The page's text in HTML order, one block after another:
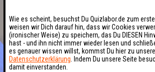
Wie es scheint, besuchst Du Quizlabor.de zum
weisen wir Dich darauf hin, dass wir Cookies
(ironischer Weise) zu speichern, das Du DIESEN
hast - und ihn nicht immer wieder lesen und
es genauer wissen willst, kommst Du hier zu
Datenschutzerklärung . Indem Du unsere Seite
damit einverstanden.